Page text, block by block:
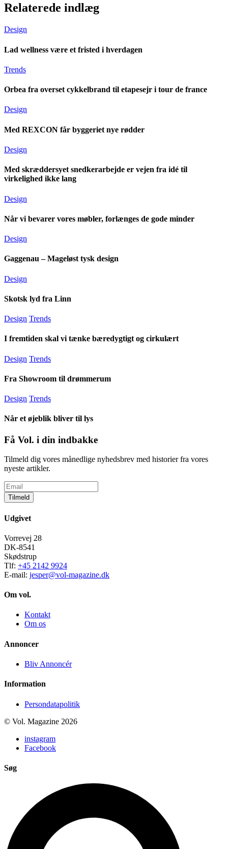
Relaterede indlæg
Design
Lad wellness være et fristed i hverdagen
Trends
Orbea fra overset cykkelbrand til etapesejr i tour de france
Design
Med REXCON får byggeriet nye rødder
Design
Med skræddersyet snedkerarbejde er vejen fra idé til
virkelighed ikke lang
Design
Når vi bevarer vores møbler, forlænges de gode minder
Design
Gaggenau – Mageløst tysk design
Design
Skotsk lyd fra Linn
Design Trends
I fremtiden skal vi tænke bæredygtigt og cirkulært
Design Trends
Fra Showroom til drømmerum
Design Trends
Når et øjeblik bliver til lys
Få Vol. i din indbakke
Tilmeld dig vores månedlige nyhedsbrev med historier fra vores
nyeste artikler.
Tilmeld
Udgivet
Vorrevej 28
DK-8541
Skødstrup
Tlf: +45 2142 9924
E-mail: jesper@vol-magazine.dk
Om vol.
Kontakt
Om os
Annoncer
Bliv Annoncér
Information
Persondatapolitik
© Vol. Magazine 2026
instagram
Facebook
Søg